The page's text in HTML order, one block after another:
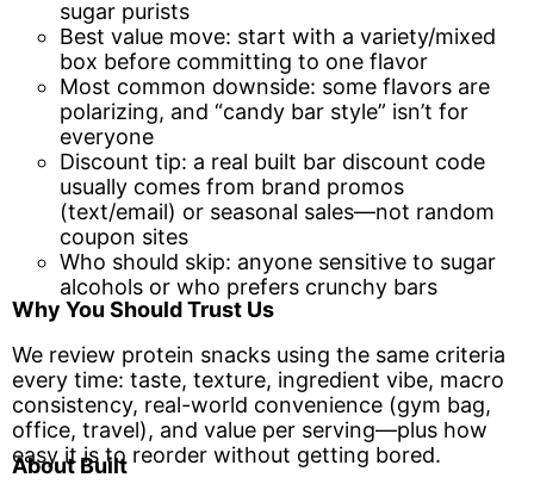
sugar purists
Best value move: start with a variety/mixed
box before committing to one flavor
Most common downside: some flavors are
polarizing, and “candy bar style” isn’t for
everyone
Discount tip: a real built bar discount code
usually comes from brand promos
(text/email) or seasonal sales—not random
coupon sites
Who should skip: anyone sensitive to sugar
alcohols or who prefers crunchy bars
Why You Should Trust Us
We review protein snacks using the same criteria
every time: taste, texture, ingredient vibe, macro
consistency, real-world convenience (gym bag,
office, travel), and value per serving—plus how
easy it is to reorder without getting bored.
About Built